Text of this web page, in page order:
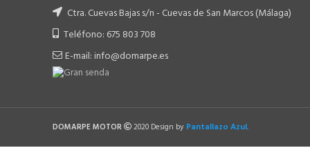
Ctra. Cuevas Bajas s/n - Cuevas de San Marcos (Málaga)
Teléfono: 675 803 708
E-mail: info@domarpe.es
DOMARPE MOTOR 2020 Design by Pantallazo Azul.